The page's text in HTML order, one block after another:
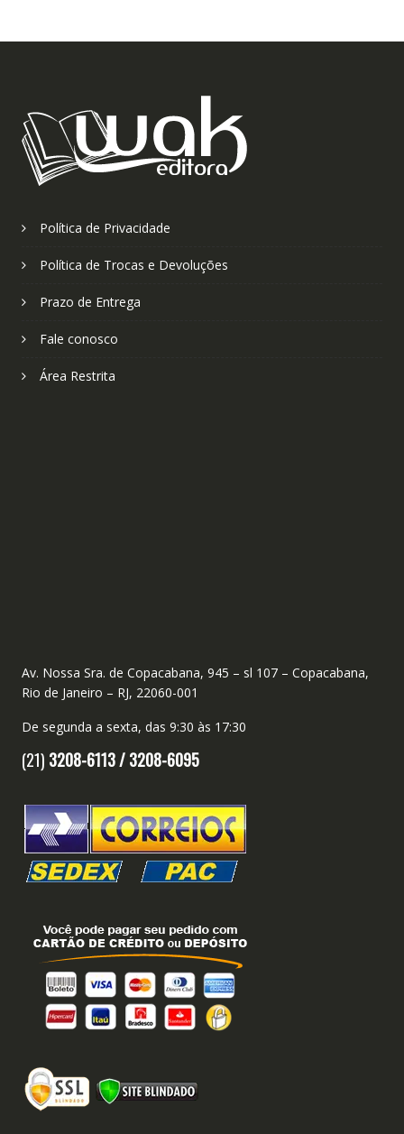
Política de Privacidade
Política de Trocas e Devoluções
Prazo de Entrega
Fale conosco
Área Restrita
Av. Nossa Sra. de Copacabana, 945 – sl 107 – Copacabana,
Rio de Janeiro – RJ, 22060-001
De segunda a sexta, das 9:30 às 17:30
(21) 3208-6113 /3208-6095